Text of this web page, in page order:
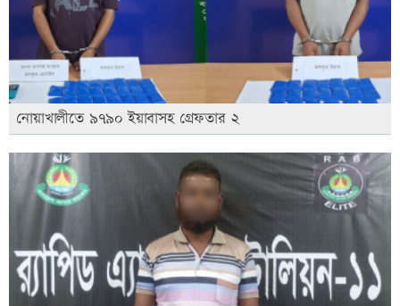
নোয়াখালীতে ৯৭৯০ ইয়াবাসহ গ্রেফতার ২